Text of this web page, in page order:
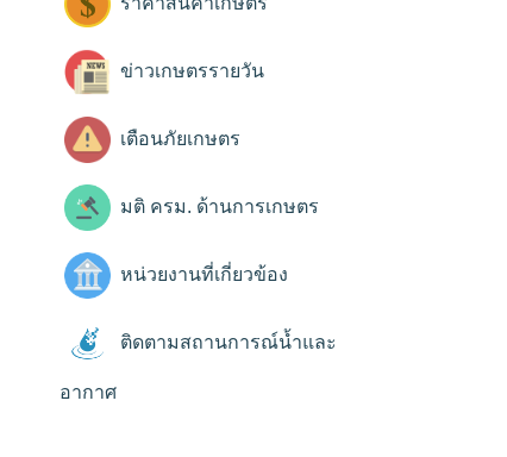
ข่าวเกษตรรายวัน
เตือนภัยเกษตร
มติ ครม. ด้านการเกษตร
หน่วยงานที่เกี่ยวข้อง
ติดตามสถานการณ์น้ำและ
อากาศ